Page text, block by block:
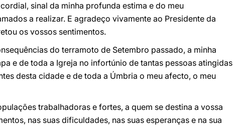
sinal da minha profunda estima e do meu
a realizar. E agradeço vivamente ao Presidente da
os vossos sentimentos.
do terramoto de Setembro passado, a minha
e de toda a Igreja no infortúnio de tantas pessoas atingidas
desta cidade e de toda a Úmbria o meu afecto, o meu
trabalhadoras e fortes, a quem se destina a vossa
nas suas dificuldades, nas suas esperanças e na sua